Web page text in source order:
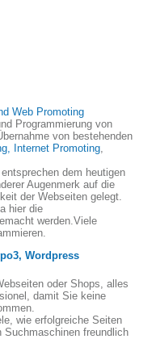
Web Promoting
Programmierung von
von bestehenden
Internet Promoting,
dem heutigen
Augenmerk auf die
der Webseiten gelegt.
hier die
werden.Viele
Wordpress
oder Shops, alles
damit Sie keine
wie erfolgreiche Seiten
Suchmaschinen freundlich